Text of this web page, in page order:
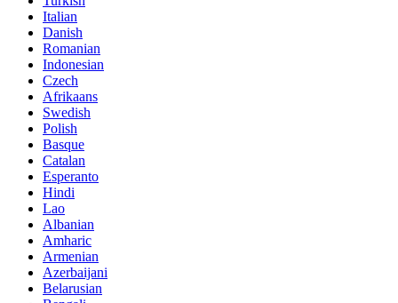
Italian
Danish
Romanian
Indonesian
Czech
Afrikaans
Swedish
Polish
Basque
Catalan
Esperanto
Hindi
Lao
Albanian
Amharic
Armenian
Azerbaijani
Belarusian